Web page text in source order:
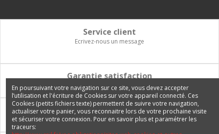
Service client
Ecrivez-nous un message
Garantie satisfaction
Vous disposez de 14 jours pour changer d'avis et être remboursé
Paiement 100% sécurisé
Carte bancaire, PayPal, 3 fois sans frais, virement bancaire
En poursuivant votre navigation sur ce site, vous devez accepter
l’utilisation et l'écriture de Cookies sur votre appareil connecté. Ces
Cookies (petits fichiers texte) permettent de suivre votre navigation,
actualiser votre panier, vous reconnaitre lors de votre prochaine visite
et sécuriser votre connexion. Pour en savoir plus et paramétrer les
traceurs: